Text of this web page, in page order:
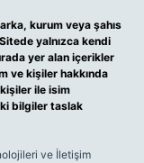
kurum veya şahıs
yalnızca kendi
yer alan içerikler
ve kişiler hakkında
ile isim
bilgiler taslak
ve İletişim